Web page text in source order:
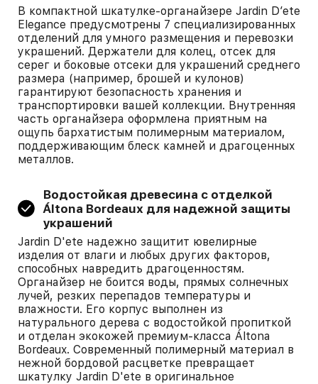
В компактной шкатулке-органайзере Jardin D’ete
Elegance предусмотрены 7 специализированных
отделений для умного размещения и перевозки
украшений. Держатели для колец, отсек для
серег и боковые отсеки для украшений среднего
размера (например, брошей и кулонов)
гарантируют безопасность хранения и
транспортировки вашей коллекции. Внутренняя
часть органайзера оформлена приятным на
ощупь бархатистым полимерным материалом,
поддерживающим блеск камней и драгоценных
металлов.
Водостойкая древесина с отделкой
Áltona Bordeaux для надежной защиты
украшений
Jardin D'ete надежно защитит ювелирные
изделия от влаги и любых других факторов,
способных навредить драгоценностям.
Органайзер не боится воды, прямых солнечных
лучей, резких перепадов температуры и
влажности. Его корпус выполнен из
натурального дерева с водостойкой пропиткой
и отделан экокожей премиум-класса Áltona
Bordeaux. Современный полимерный материал в
нежной бордовой расцветке превращает
шкатулку Jardin D'ete в оригинальное